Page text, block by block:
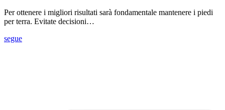
Per ottenere i migliori risultati sarà fondamentale mantenere i piedi
per terra. Evitate decisioni…
segue